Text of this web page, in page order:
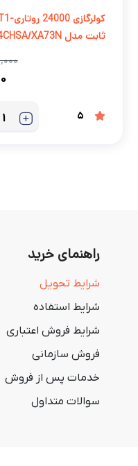
ثابت مدل TAC-24CHSA/XA73N
5
راهنمای خرید
شرایط تحویل
شرایط استفاده
شرایط فروش اعتباری
فروش سازمانی
خدمات پس از فروش
سوالات متداول